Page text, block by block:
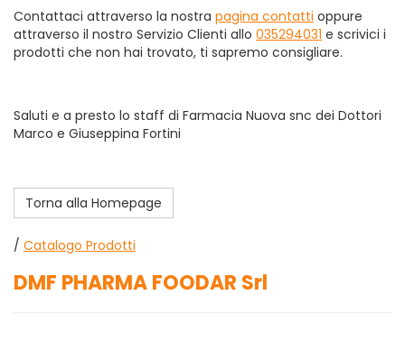
Contattaci attraverso la nostra pagina contatti oppure
attraverso il nostro Servizio Clienti allo 035294031 e scrivici i
prodotti che non hai trovato, ti sapremo consigliare.
Saluti e a presto lo staff di Farmacia Nuova snc dei Dottori
Marco e Giuseppina Fortini
Torna alla Homepage
/ Catalogo Prodotti
DMF PHARMA FOODAR Srl